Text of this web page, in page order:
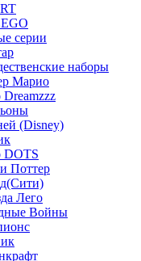
серии
наборы
Марио
Dreamzzz
(Disney)
DOTS
Поттер
Лего
Войны